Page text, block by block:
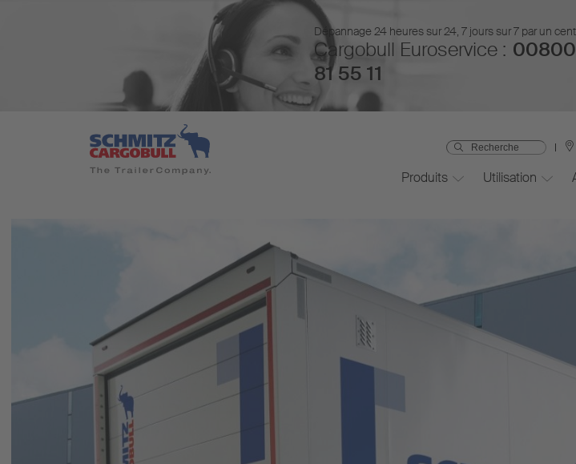
Dépannage 24 heures sur 24, 7 jours sur 7 par un
Cargobull Euroservice :
81 55 11
Produits Utilisation